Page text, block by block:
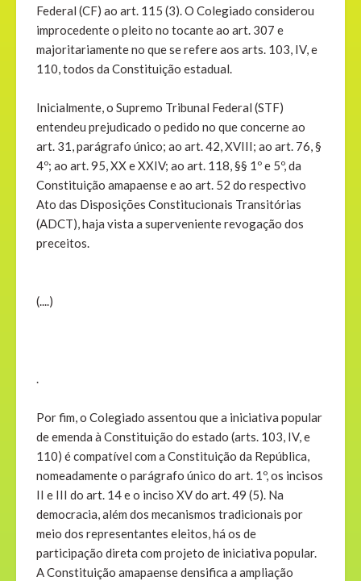
Federal (CF) ao art. 115 (3). O Colegiado considerou
improcedente o pleito no tocante ao art. 307 e
majoritariamente no que se refere aos arts. 103, IV, e
110, todos da Constituição estadual.
Inicialmente, o Supremo Tribunal Federal (STF)
entendeu prejudicado o pedido no que concerne ao
art. 31, parágrafo único; ao art. 42, XVIII; ao art. 76, §
4º; ao art. 95, XX e XXIV; ao art. 118, §§ 1º e 5º, da
Constituição amapaense e ao art. 52 do respectivo
Ato das Disposições Constitucionais Transitórias
(ADCT), haja vista a superveniente revogação dos
preceitos.
(....)
.
Por fim, o Colegiado assentou que a iniciativa popular
de emenda à Constituição do estado (arts. 103, IV, e
110) é compatível com a Constituição da República,
nomeadamente o parágrafo único do art. 1º, os incisos
II e III do art. 14 e o inciso XV do art. 49 (5). Na
democracia, além dos mecanismos tradicionais por
meio dos representantes eleitos, há os de
participação direta com projeto de iniciativa popular.
A Constituição amapaense densifica a ampliação